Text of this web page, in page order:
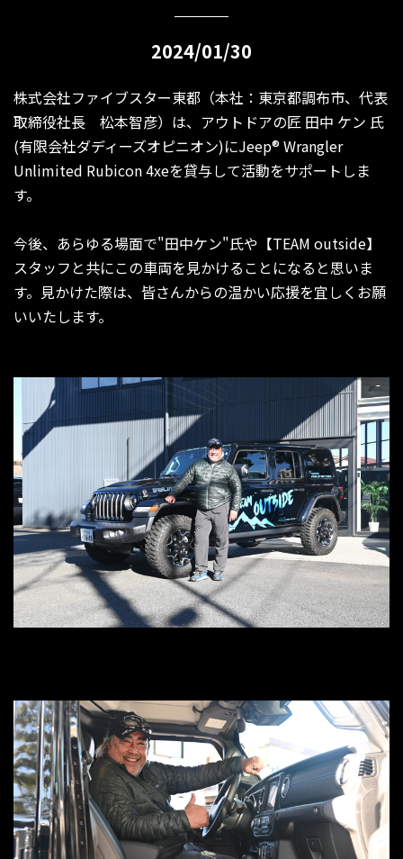
2024/01/30
株式会社ファイブスター東都（本社：東京都調布市、代表
取締役社長 松本智彦）は、アウトドアの匠 田中 ケン 氏
(有限会社ダディーズオピニオン)にJeep® Wrangler
Unlimited Rubicon 4xeを貸与して活動をサポートしま
す。
今後、あらゆる場面で"田中ケン"氏や【TEAM outside】
スタッフと共にこの車両を見かけることになると思いま
す。見かけた際は、皆さんからの温かい応援を宜しくお願
いいたします。